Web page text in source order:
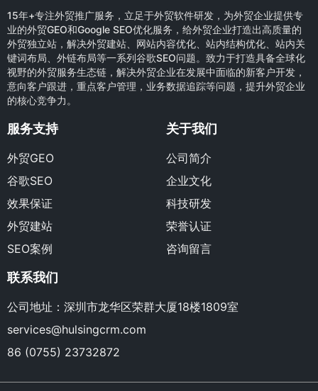
15年+专注外贸推广服务，立足于外贸软件研发，为外贸企业提供专
业的外贸GEO和Google SEO优化服务，给外贸企业打造出高质量的
外贸独立站，解决外贸建站、网站内容优化、站内结构优化、站内关
键词布局、外链布局等一系列谷歌SEO问题。致力于打造具备全球化
视野的外贸服务生态链，解决外贸企业在发展中面临的新客户开发，
意向客户跟进，重点客户管理，业务数据追踪等问题，提升外贸企业
的核心竞争力。
服务支持
外贸GEO
谷歌SEO
效果保证
外贸建站
SEO案例
关于我们
公司简介
企业文化
科技研发
荣誉认证
咨询留言
联系我们
公司地址：深圳市龙华区荣群大厦18楼1809室
services@hulsingcrm.com
86 (0755) 23732872